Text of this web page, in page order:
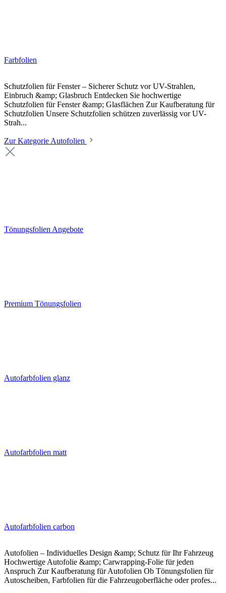
Farbfolien
Schutzfolien für Fenster – Sicherer Schutz vor UV-Strahlen,
Einbruch &amp; Glasbruch Entdecken Sie hochwertige
Schutzfolien für Fenster &amp; Glasflächen Zur Kaufberatung für
Schutzfolien Unsere Schutzfolien schützen zuverlässig vor UV-
Strah...
Zur Kategorie Autofolien
Tönungsfolien Angebote
Premium Tönungsfolien
Autofarbfolien glanz
Autofarbfolien matt
Autofarbfolien carbon
Autofolien – Individuelles Design &amp; Schutz für Ihr Fahrzeug
Hochwertige Autofolie &amp; Carwrapping-Folie für jeden
Anspruch Zur Kaufberatung für Autofolien Ob Tönungsfolien für
Autoscheiben, Farbfolien für die Fahrzeugoberfläche oder profes...